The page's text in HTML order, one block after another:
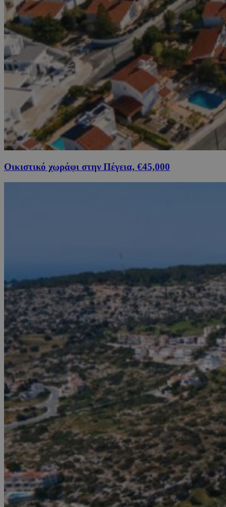
Οικιστικό χωράφι στην Πέγεια, €45,000